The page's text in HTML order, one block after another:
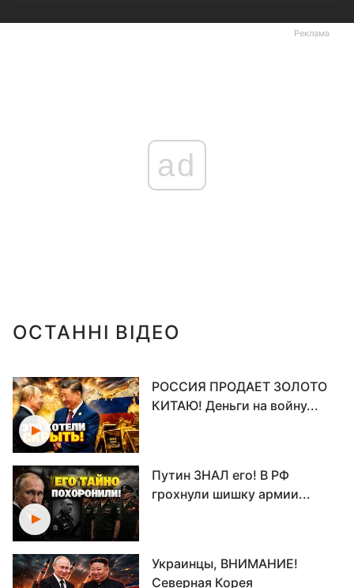
Реклама
ad
ОСТАННІ ВІДЕО
РОССИЯ ПРОДАЕТ ЗОЛОТО
КИТАЮ! Деньги на войну...
Путин ЗНАЛ его! В РФ
грохнули шишку армии...
Украинцы, ВНИМАНИЕ!
Северная Корея